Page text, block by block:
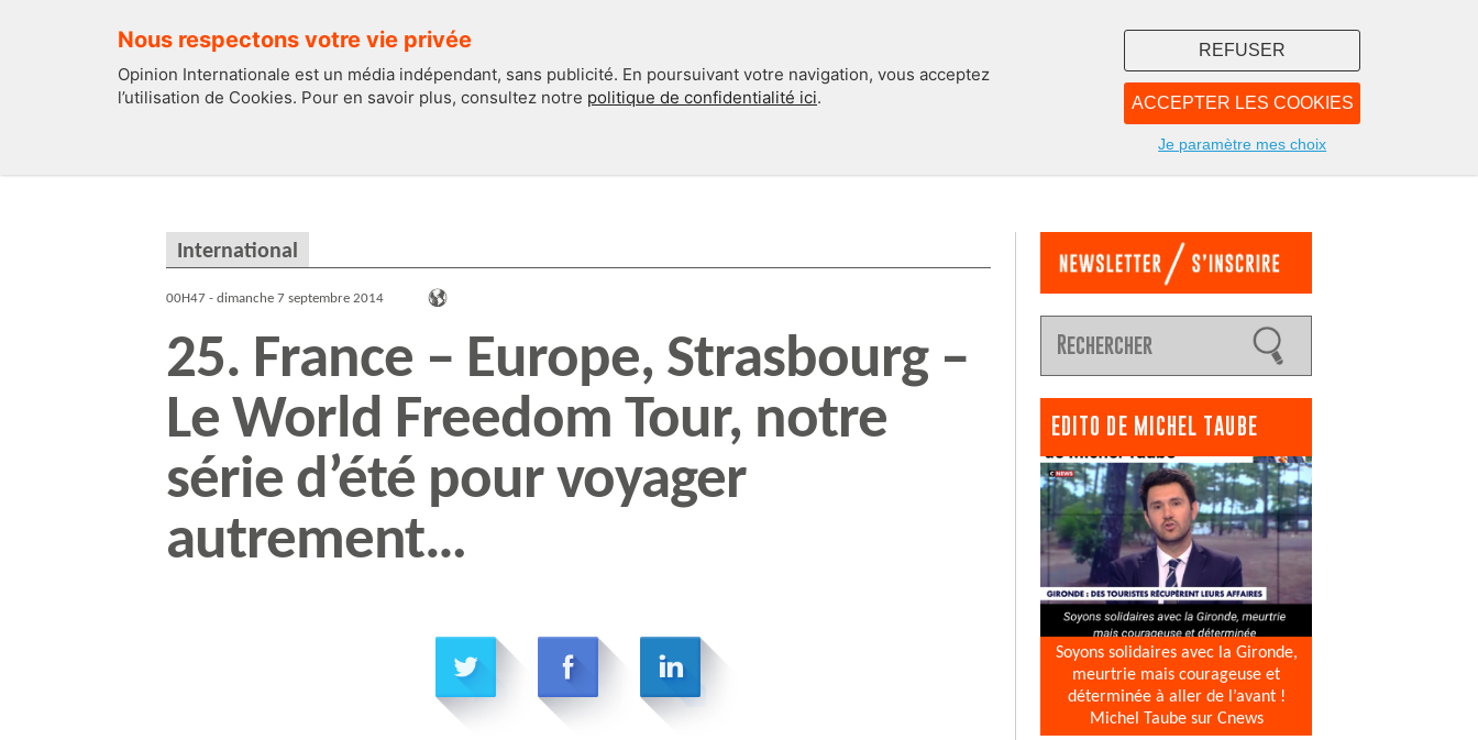
Nous respectons votre vie privée
Opinion Internationale est un média indépendant, sans publicité. En poursuivant votre navigation, vous acceptez
l’utilisation de Cookies. Pour en savoir plus, consultez notre politique de confidentialité ici. ACCEPTER LES COOKIES
REFUSER
Je paramètre mes choix
NOUS
International
00H47 - dimanche 7 septembre 2014
25. France – Europe, Strasbourg –
Le World Freedom Tour, notre
série d’été pour voyager
autrement…
EDITO DE MICHEL TAUBE
Soyons solidaires avec la Gironde,
meurtrie mais courageuse et
déterminée à aller de l’avant !
Michel Taube sur Cnews